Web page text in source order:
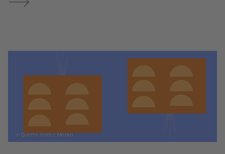
© Goethe-Institut Mexiko